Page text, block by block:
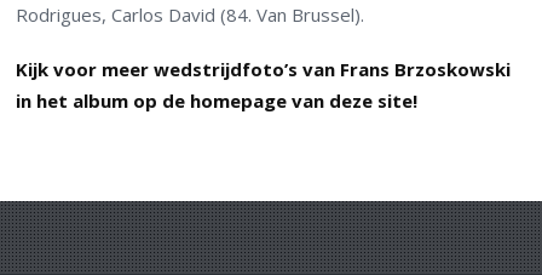
Rodrigues, Carlos David (84. Van Brussel).
Kijk voor meer wedstrijdfoto’s van Frans Brzoskowski
in het album op de homepage van deze site!